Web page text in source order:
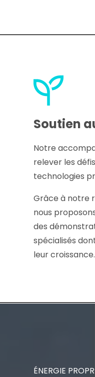
Soutien
Notre
relever les
technologies
Grâce à notre
nous
des
spécialisés
leur croissance.
ÉNERGIE